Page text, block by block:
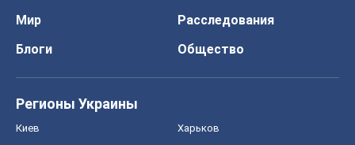
Мир
Расследования
Блоги
Общество
Регионы Украины
Киев Харьков